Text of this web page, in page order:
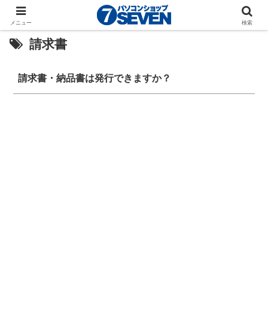
請求書
請求書・納品書は発行できますか？
メニュー 検索